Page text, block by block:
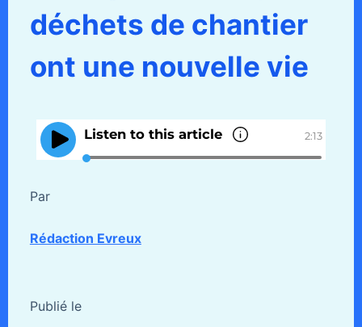
déchets de chantier
ont une nouvelle vie
Par
Rédaction Evreux
Publié le